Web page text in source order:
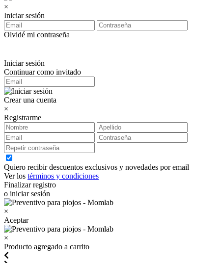
×
Iniciar sesión
Olvidé mi contraseña
Iniciar sesión
Continuar como invitado
Crear una cuenta
×
Registrarme
Quiero recibir descuentos exclusivos y novedades por email
Ver los términos y condiciones
Finalizar registro
o iniciar sesión
×
Aceptar
×
Producto agregado a carrito